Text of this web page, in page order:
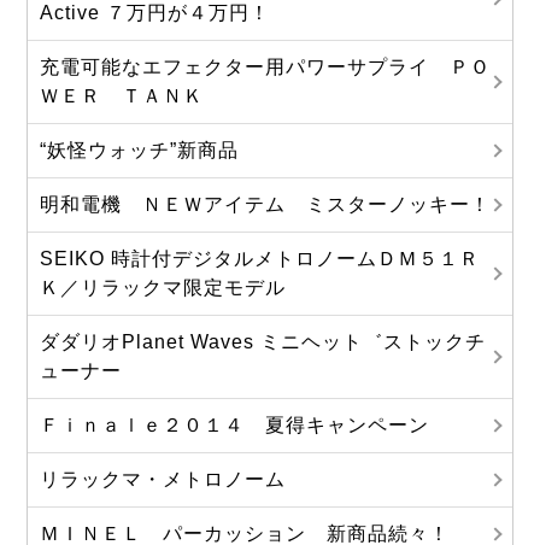
Active ７万円が４万円！
充電可能なエフェクター用パワーサプライ ＰＯ
ＷＥＲ ＴＡＮＫ
“妖怪ウォッチ”新商品
明和電機 ＮＥＷアイテム ミスターノッキー！
SEIKO 時計付デジタルメトロノームＤＭ５１Ｒ
Ｋ／リラックマ限定モデル
ダダリオPlanet Waves ミニヘット゛ストックチ
ューナー
Ｆｉｎａｌｅ２０１４ 夏得キャンペーン
リラックマ・メトロノーム
ＭＩＮＥＬ パーカッション 新商品続々！